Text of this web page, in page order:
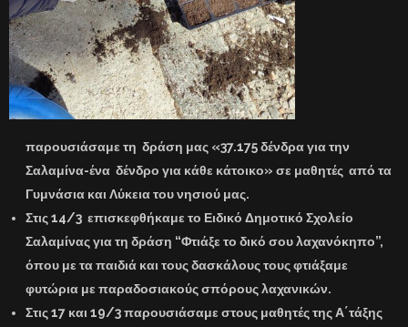
παρουσιάσαμε τη δράση μας «37.175 δένδρα για την
Σαλαμίνα-ένα δένδρο για κάθε κάτοικο» σε μαθητές από τα
Γυμνάσια και Λύκεια του νησιού μας.
Στις 14/3 επισκεφθήκαμε το Ειδικό Δημοτικό Σχολείο
Σαλαμίνας για τη δράση “Φτιάξε το δικό σου λαχανόκηπο”,
όπου με τα παιδιά και τους δασκάλους τους φτιάξαμε
φυτώρια με παραδοσιακούς σπόρους λαχανικών.
Στις 17 και 19/3 παρουσιάσαμε στους μαθητές της Α΄τάξης